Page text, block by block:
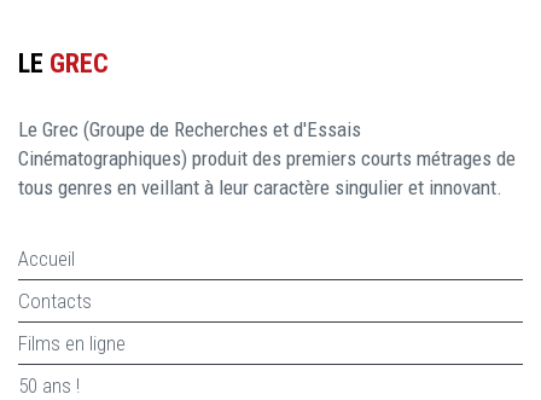
LE GREC
Le Grec (Groupe de Recherches et d'Essais
Cinématographiques) produit des premiers courts métrages de
tous genres en veillant à leur caractère singulier et innovant.
Accueil
Contacts
Films en ligne
50 ans !